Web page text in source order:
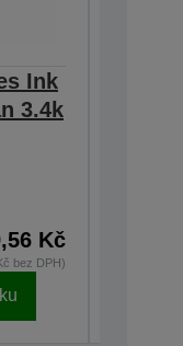
Ink
3.4k
Kč
bez DPH)